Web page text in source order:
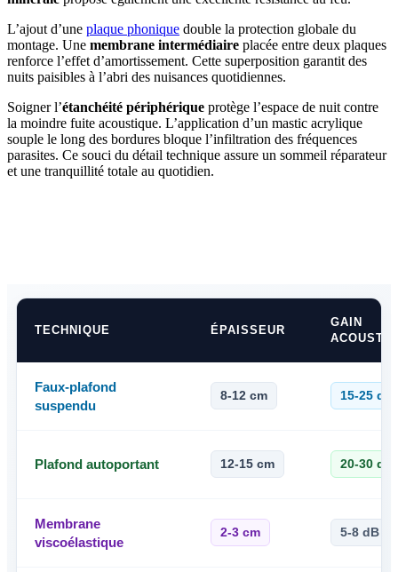
L’ajout d’une plaque phonique double la protection globale du
montage. Une membrane intermédiaire placée entre deux plaques
renforce l’effet d’amortissement. Cette superposition garantit des
nuits paisibles à l’abri des nuisances quotidiennes.
Soigner l’étanchéité périphérique protège l’espace de nuit contre
la moindre fuite acoustique. L’application d’un mastic acrylique
souple le long des bordures bloque l’infiltration des fréquences
parasites. Ce souci du détail technique assure un sommeil réparateur
et une tranquillité totale au quotidien.
TECHNIQUE ÉPAISSEUR
GAIN
Faux-plafond
suspendu
8-12 cm 15-25 dB
Plafond autoportant 12-15 cm 20-30 dB
Membrane
viscoélastique
2-3 cm 5-8 dB